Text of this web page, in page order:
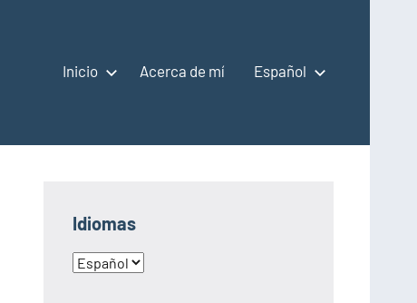
Inicio Acerca de mí Español
Idiomas
Idiomas